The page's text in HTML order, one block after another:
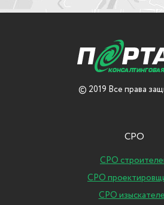
© 2019 Все права
СРО
СРО
СРО
СРО